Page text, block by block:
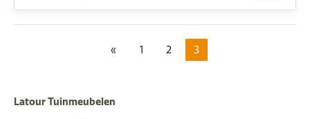
« 1 2 3
Latour Tuinmeubelen